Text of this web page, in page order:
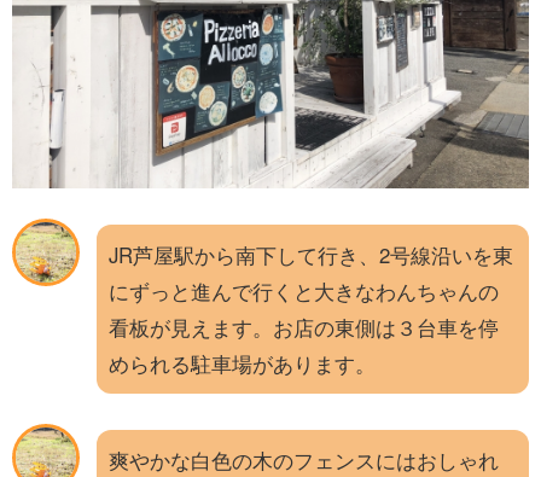
JR芦屋駅から南下して行き、2号線沿いを東
にずっと進んで行くと大きなわんちゃんの
看板が見えます。お店の東側は３台車を停
められる駐車場があります。
爽やかな白色の木のフェンスにはおしゃれ